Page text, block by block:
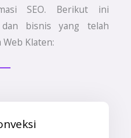
SEO. Berikut ini
bisnis yang telah
Web Klaten: